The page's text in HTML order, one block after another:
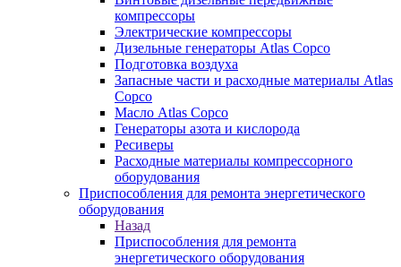
компрессоры
Электрические компрессоры
Дизельные генераторы Atlas Copco
Подготовка воздуха
Запасные части и расходные материалы Atlas
Copco
Масло Atlas Copco
Генераторы азота и кислорода
Ресиверы
Расходные материалы компрессорного
оборудования
Приспособления для ремонта энергетического
оборудования
Назад
Приспособления для ремонта
энергетического оборудования